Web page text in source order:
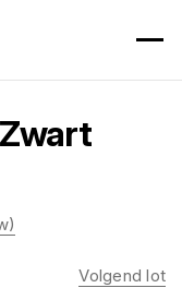
Volgend lot